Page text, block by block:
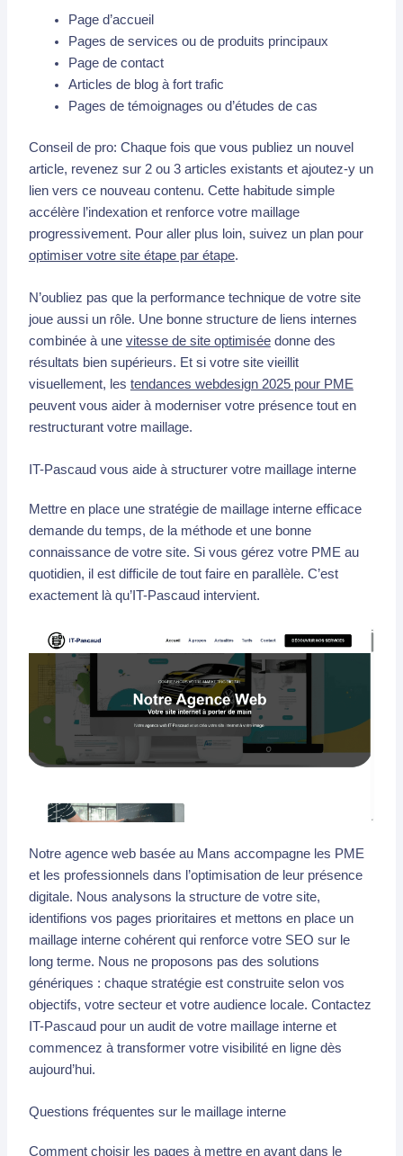
Page d’accueil
Pages de services ou de produits principaux
Page de contact
Articles de blog à fort trafic
Pages de témoignages ou d’études de cas
Conseil de pro: Chaque fois que vous publiez un nouvel
article, revenez sur 2 ou 3 articles existants et ajoutez-y un
lien vers ce nouveau contenu. Cette habitude simple
accélère l’indexation et renforce votre maillage
progressivement. Pour aller plus loin, suivez un plan pour
optimiser votre site étape par étape.
N’oubliez pas que la performance technique de votre site
joue aussi un rôle. Une bonne structure de liens internes
combinée à une vitesse de site optimiséedonne des
résultats bien supérieurs. Et si votre site vieillit
visuellement, les tendances webdesign 2025 pour PME
peuvent vous aider à moderniser votre présence tout en
restructurant votre maillage.
IT-Pascaud vous aide à structurer votre maillage interne
Mettre en place une stratégie de maillage interne efficace
demande du temps, de la méthode et une bonne
connaissance de votre site. Si vous gérez votre PME au
quotidien, il est difficile de tout faire en parallèle. C’est
exactement là qu’IT-Pascaud intervient.
Notre agence web basée au Mans accompagne les PME
et les professionnels dans l’optimisation de leur présence
digitale. Nous analysons la structure de votre site,
identifions vos pages prioritaires et mettons en place un
maillage interne cohérent qui renforce votre SEO sur le
long terme. Nous ne proposons pas des solutions
génériques : chaque stratégie est construite selon vos
objectifs, votre secteur et votre audience locale. Contactez
IT-Pascaud pour un audit de votre maillage interne et
commencez à transformer votre visibilité en ligne dès
aujourd’hui.
Questions fréquentes sur le maillage interne
Comment choisir les pages à mettre en avant dans le